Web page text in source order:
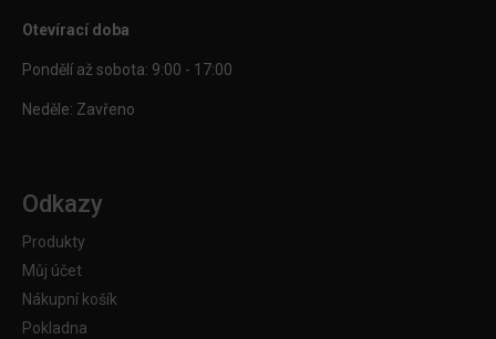
Otevírací doba
Pondělí až sobota: 9:00 - 17:00
Neděle: Zavřeno
Odkazy
Produkty
Můj účet
Nákupní košík
Pokladna